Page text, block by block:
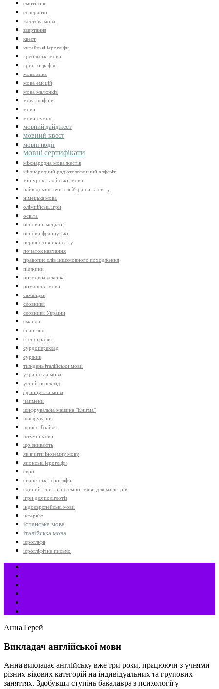
емотікони
есперанто
жестова мова
звертання
квест
китайські ієрогліфи
креольські мови
криптографія
мова вина
мова емоцій
мова малюнків
мова шифрів
мови
мови-суміші
мовний дайджест
мовний квест
мовні події
мовні сертифікати
міжнародна мова жестів
міжнародний радіотелефонний алфавіт
мініурок італійської мови
найвідоміші вчителі України та світу
німецька мова
олімпійські ігри
освіта
основи німецької
основи французької
перші словники світу
початок навчання
правопис слів іншомовного походження
піджини
розмовна лексика
романські мови
самвидав
словники
словники України
смайли
спангліш
стенографія
сурдопереклад
суржик
тиждень італійської мови
українська мова
усний переклад
французька мова
чапмени
шифрувальна машина "Енігма"
шифрування
шрифт Брайля
штучні мови
що зникають
як вчити іноземну мову
японські ієрогліфи
євро
єгипетські ієрогліфи
єдиний іспит з іноземної мови для магістрів
ігри для поліглотів
індоєвропейські мови
інтерв'ю
іспанська мова
італійська мова
ієрогліфи
ієрогліфічне письмо
Анна Герей
Викладач англійської мови
Анна викладає англійську вже три роки, працюючи з учнями
різних вікових категорій на індивідуальних та групових
заняттях. Здобувши ступінь бакалавра з психології у